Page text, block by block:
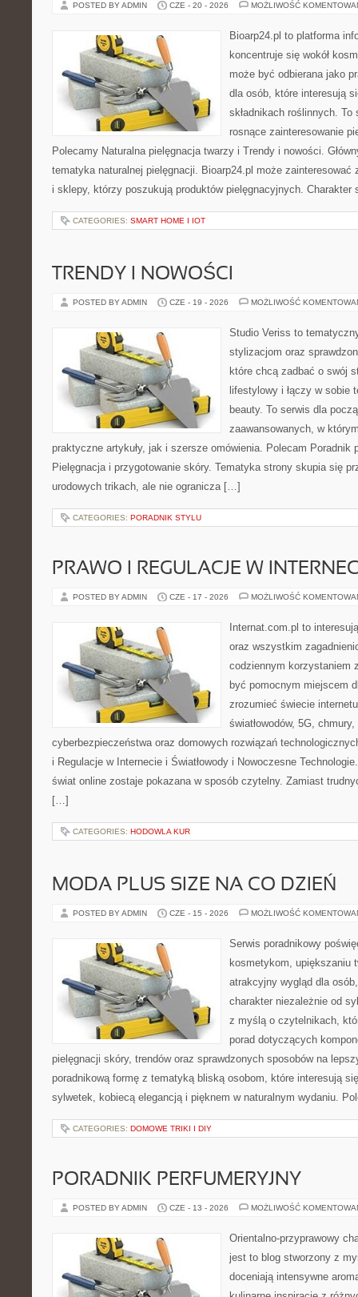
POSTED BY ADMIN CZE - 20 - 2026 MOŻLIWOŚĆ
Bioarp24.pl to platforma
koncentruje się wokół
może być odbierana jako
dla osób, które interesują
składnikach roślinnych.
rosnące zainteresowanie
Polecamy Naturalna pielęgnacja twarzy i Trendy i nowości.
tematyka naturalnej pielęgnacji. Bioarp24.pl może zainteresować
i sklepy, którzy poszukują produktów pielęgnacyjnych.
CATEGORIES: SMART HOME I IOT
TRENDY I NOWOŚCI
POSTED BY ADMIN CZE - 19 - 2026 MOŻLIWOŚĆ
Studio Veriss to
stylizacjom oraz
które chcą zadbać o swój
lifestylowy i łączy w sobie
beauty. To serwis dla
zaawansowanych, w
praktyczne artykuły, jak i szersze omówienia. Polecam
Pielęgnacja i przygotowanie skóry. Tematyka strony skupia się
urodowych trikach, ale nie ogranicza […]
CATEGORIES: PORADNIK STYLU
PRAWO I REGULACJE W
POSTED BY ADMIN CZE - 17 - 2026 MOŻLIWOŚĆ
Internat.com.pl to
oraz wszystkim
codziennym korzystaniem
być pomocnym miejscem
zrozumieć świecie
światłowodów, 5G,
cyberbezpieczeństwa oraz domowych rozwiązań
i Regulacje w Internecie i Światłowody i Nowoczesne
świat online zostaje pokazana w sposób czytelny. Zamiast
[…]
CATEGORIES: HODOWLA KUR
MODA PLUS SIZE NA CO DZIEŃ
POSTED BY ADMIN CZE - 15 - 2026 MOŻLIWOŚĆ
Serwis poradnikowy
kosmetykom, upiększaniu
atrakcyjny wygląd dla
charakter niezależnie od
z myślą o czytelnikach,
porad dotyczących
pielęgnacji skóry, trendów oraz sprawdzonych sposobów na
poradnikową formę z tematyką bliską osobom, które interesują
sylwetek, kobiecą elegancją i pięknem w naturalnym wydaniu.
CATEGORIES: DOMOWE TRIKI I DIY
PORADNIK PERFUMERYJNY
POSTED BY ADMIN CZE - 13 - 2026 MOŻLIWOŚĆ
Orientalno-przyprawowy
jest to blog stworzony z
doceniają intensywne